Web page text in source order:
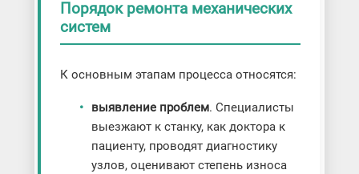
Порядок ремонта механических
систем
К основным этапам процесса относятся:
выявление проблем. Специалисты
выезжают к станку, как доктора к
пациенту, проводят диагностику
узлов, оценивают степень износа